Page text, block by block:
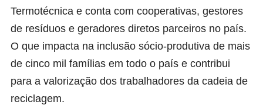
Termotécnica e conta com cooperativas, gestores
de resíduos e geradores diretos parceiros no país.
O que impacta na inclusão sócio-produtiva de mais
de cinco mil famílias em todo o país e contribui
para a valorização dos trabalhadores da cadeia de
reciclagem.